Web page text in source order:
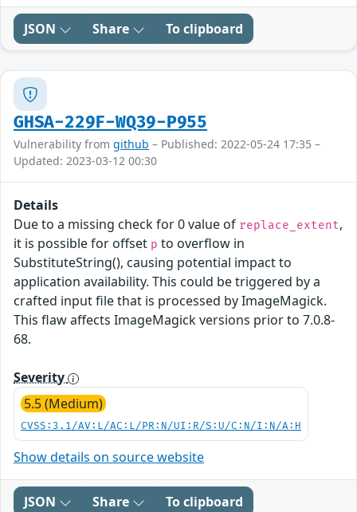
JSON Share To clipboard
GHSA-229F-WQ39-P955
Vulnerability from github – Published: 2022-05-24 17:35 –
Updated: 2023-03-12 00:30
Details
Due to a missing check for 0 value of replace_extent,
it is possible for offset p to overflow in
SubstituteString(), causing potential impact to
application availability. This could be triggered by a
crafted input file that is processed by ImageMagick.
This flaw affects ImageMagick versions prior to 7.0.8-
68.
Severity
5.5 (Medium)
CVSS:3.1/AV:L/AC:L/PR:N/UI:R/S:U/C:N/I:N/A:H
Show details on source website
JSON Share To clipboard